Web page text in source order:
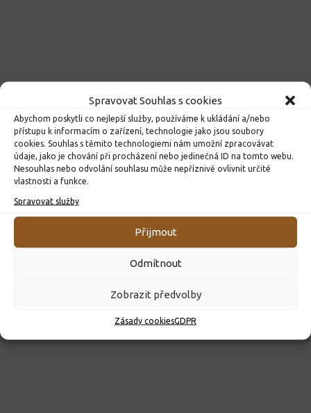
Spravovat Souhlas s cookies
Abychom poskytli co nejlepší služby, používáme k ukládání a/nebo
přístupu k informacím o zařízení, technologie jako jsou soubory
cookies. Souhlas s těmito technologiemi nám umožní zpracovávat
údaje, jako je chování při procházení nebo jedinečná ID na tomto webu.
Nesouhlas nebo odvolání souhlasu může nepříznivě ovlivnit určité
vlastnosti a funkce.
Spravovat služby
Přijmout
Odmítnout
Zobrazit předvolby
Zásady cookiesGDPR